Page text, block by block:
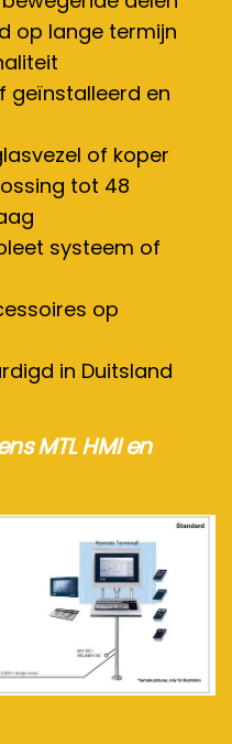
op lange termijn
geïnstalleerd en
of koper
tot 48
systeem of
op
in Duitsland
MTL HMI en